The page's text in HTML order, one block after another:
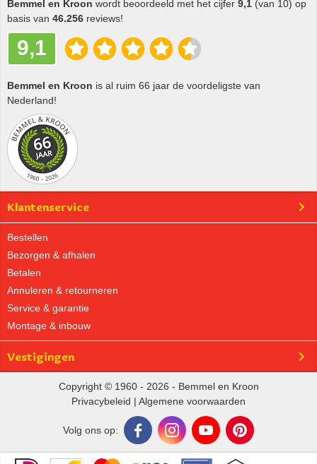
Bemmel en Kroon wordt beoordeeld met het cijfer 9,1 (van 10) op
basis van 46.256 reviews!
9,1
Bemmel en Kroon is al ruim 66 jaar de voordeligste van
Nederland!
Klantenservice
Bestellen
Bezorgen & afhalen
Betalen
Annuleren & retourneren
Service & garantie
Montage & inbouw
Vestigingen
Copyright © 1960 - 2026 - Bemmel en Kroon
Privacybeleid | Algemene voorwaarden
Volg ons op: